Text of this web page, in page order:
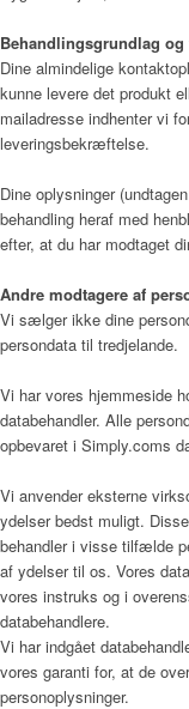
Bliv frivillig
Vagtplan og
Pjece om
Nyheder
Nyheder
Behandlingsgrundlag og
Dine almindelige
kunne levere det produkt
mailadresse indhenter vi
leveringsbekræftelse.
Dine oplysninger
behandling heraf med
efter, at du har modtaget
Andre modtagere af
Vi sælger ikke dine
persondata til tredjelande.
Vi har vores hjemmeside
databehandler. Alle
opbevaret i Simply.coms
Vi anvender eksterne
ydelser bedst muligt.
behandler i visse tilfælde
af ydelser til os. Vores
vores instruks og i
databehandlere.
Vi har indgået
vores garanti for, at de
personoplysninger.